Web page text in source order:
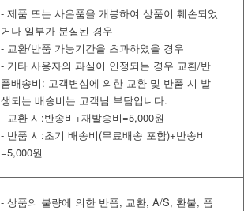
- 제품 또는 사은품을 개봉하여 상품이 훼손되었
거나 일부가 분실된 경우
- 교환/반품 가능기간을 초과하였을 경우
- 기타 사용자의 과실이 인정되는 경우 교환/반
품배송비: 고객변심에 의한 교환 및 반품 시 발
생되는 배송비는 고객님 부담입니다.
- 교환 시:반송비+재발송비=5,000원
- 반품 시:초기 배송비(무료배송 포함)+반송비
=5,000원
- 상품의 불량에 의한 반품, 교환, A/S, 환불, 품